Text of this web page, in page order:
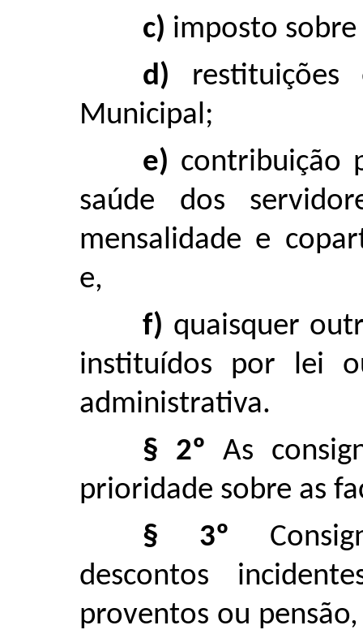
c) imposto
d) restituições
Municipal;
e) contribuição
saúde dos
mensalidade e
e,
f) quaisquer
instituídos por lei
administrativa.
§ 2º As
prioridade sobre as
§ 3º
descontos
proventos ou